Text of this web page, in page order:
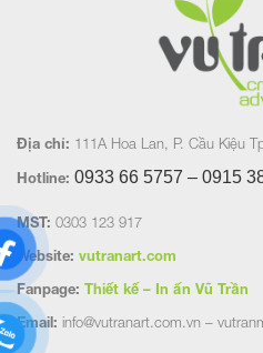
Địa chỉ: 111A Hoa Lan, P. Cầu Kiệu
Hotline: 0933 66 5757 – 0915
MST: 0303 123 917
Website: vutranart.com
Fanpage: Thiết kế – In ấn Vũ Trần
Email: info@vutranart.com.vn –